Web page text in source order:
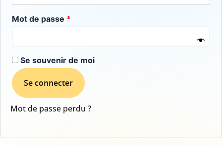
Mot de passe *
Se souvenir de moi
Se connecter
Mot de passe perdu ?